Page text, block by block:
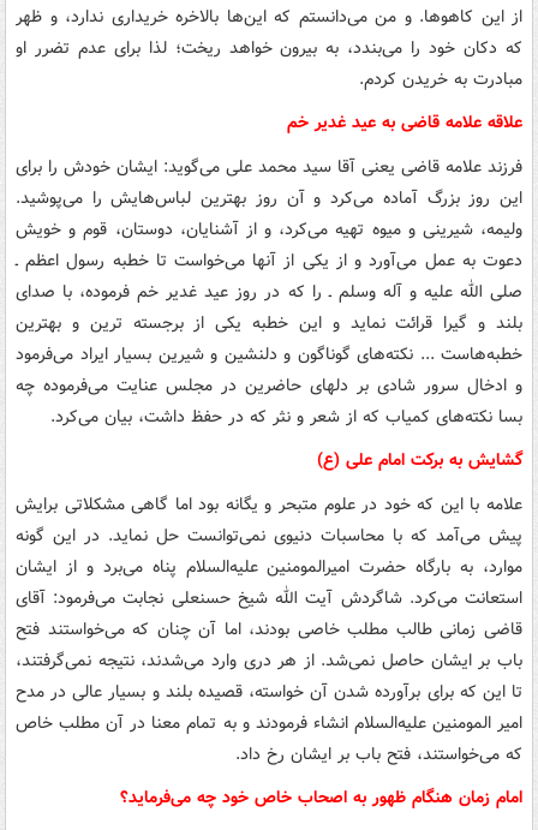
از این کاهوها. و من می‌دانستم که این‌ها بالاخره خریداری ندارد، و ظهر
که دکان خود را می‌بندد، به بیرون خواهد ریخت؛ لذا برای عدم تضرر او
مبادرت به خریدن کردم.
علاقه علامه قاضی به عید غدیر خم
فرزند علامه قاضی یعنی آقا سید محمد علی می‌گوید: ایشان خودش را برای
این روز بزرگ آماده می‌کرد و آن روز بهترین لباس‌هایش را می‌پوشید.
ولیمه، شیرینی و میوه تهیه می‌کرد، و از آشنایان، دوستان، قوم و خویش
دعوت به عمل می‌آورد و از یکی از آنها می‌خواست تا خطبه رسول اعظم ـ
صلی الله علیه و آله وسلم ـ را که در روز عید غدیر خم فرموده، با صدای
بلند و گیرا قرائت نماید و این خطبه یکی از برجسته ترین و بهترین
خطبه‌هاست ... نکته‌های گوناگون و دلنشین و شیرین بسیار ایراد می‌فرمود
و ادخال سرور شادی بر دلهای حاضرین در مجلس عنایت می‌فرموده چه
بسا نکته‌های کمیاب که از شعر و نثر که در حفظ داشت، بیان می‌کرد.
گشایش به برکت امام علی (ع)
علامه با این که خود در علوم متبحر و یگانه بود اما گاهی مشکلاتی برایش
پیش می‌آمد که با محاسبات دنیوی نمی‌توانست حل نماید. در این گونه
موارد، به بارگاه حضرت امیرالمومنین علیه‌السلام پناه می‌برد و از ایشان
استعانت می‌کرد. شاگردش آیت الله شیخ حسنعلی نجابت می‌فرمود: آقای
قاضی زمانی طالب مطلب خاصی بودند، اما آن چنان که می‌خواستند فتح
باب بر ایشان حاصل نمی‌شد. از هر دری وارد می‌شدند، نتیجه نمی‌گرفتند،
تا این که برای برآورده شدن آن خواسته، قصیده بلند و بسیار عالی در مدح
امیر المومنین علیه‌السلام انشاء فرمودند و به تمام معنا در آن مطلب خاص
که می‌خواستند، فتح باب بر ایشان رخ داد.
امام زمان هنگام ظهور به اصحاب خاص خود چه می‌فرماید؟